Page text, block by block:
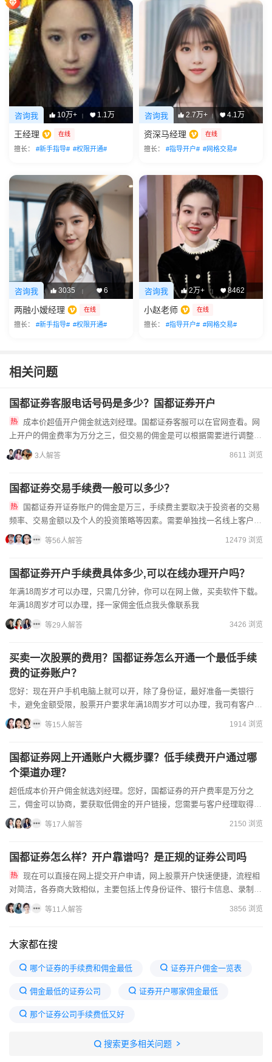
咨询我 10万+ | 1.1万
王经理 在线
擅长： #新手指导# #权限开通#
咨询我 2.7万+ | 4.1万
资深马经理 在线
擅长： #指导开户# #网格交易#
咨询我 3035 | 6
两融小嫒经理 在线
擅长： #新手指导# #权限开通#
咨询我 2万+ | 8462
小赵老师 在线
擅长： #指导开户# #网格交易#
相关问题
国都证券客服电话号码是多少？国都证券开户
上开户的佣金费率为万分之三，但交易的佣金是可以根据需要进行调整
的。联系我，线上开户做到成本价低佣金。超值成本价佣金联系我，直...
3人解答 8611 浏览
国都证券交易手续费一般可以多少？
频率、交易金额以及个人的投资策略等因素。需要单独找一名线上客户经
理协商后才可以获得低佣金的，当前手机上办理开户更加快速简便，...
等56人解答 12479 浏览
国都证券开户手续费具体多少,可以在线办理开户吗？
年满18周岁才可以办理，只需几分钟，你可以在网上做，买卖软件下载。
年满18周岁才可以办理，择一家佣金低点我头像联系我
等29人解答 3426 浏览
买卖一次股票的费用？国都证券怎么开通一个最低手续
费的证券账户？
您好：现在开户手机电脑上就可以开，除了身份证，最好准备一类银行
卡，避免金额受限，股票开户要求年满18周岁才可以办理，我司有客户经
理全程指导，全佣，融资5.0%，期权1.7/张，支持条件...
等15人解答 1914 浏览
国都证券网上开通账户大概步骤？低手续费开户通过哪
个渠道办理？
超低成本价开户佣金就选刘经理。您好，国都证券的开户费率是万分之
三，佣金可以协商，要获取低佣金的开户链接，您需要与客户经理取得联
系，股票佣金可以经过协商来降低，想要开通vip低费率账户就...
等17人解答 2150 浏览
国都证券怎么样？开户靠谱吗？是正规的证券公司吗
对简洁，各券商大致相似，主要包括上传身份证件、银行卡信息、录制视
频以及进行风险测评等内容。佣金我公司在行业内一向很低！直接给...
等11人解答 3856 浏览
大家都在搜
哪个证券的手续费和佣金最低 证券开户佣金一览表
佣金最低的证券公司 证券开户哪家佣金最低
那个证券公司手续费低又好
证券公司哪家手续费低口碑好
搜索更多相关问题